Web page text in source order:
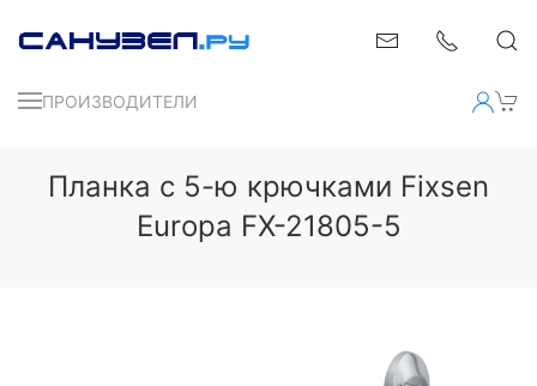
ПРОИЗВОДИТЕЛИ
Планка с 5-ю крючками Fixsen
Europa FX-21805-5